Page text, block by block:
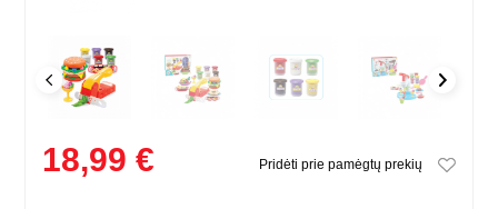
18,99 € Pridėti prie pamėgtų prekių